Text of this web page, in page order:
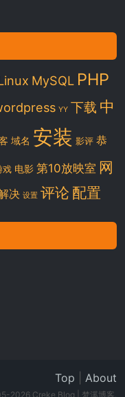
MySQL PHP
YY 下载 中
域名 安装 影评 恭
戏 电影 第10放映室 网
决 设置 评论 配置
Top About
2026 Creke Blog | 梦溪博客.